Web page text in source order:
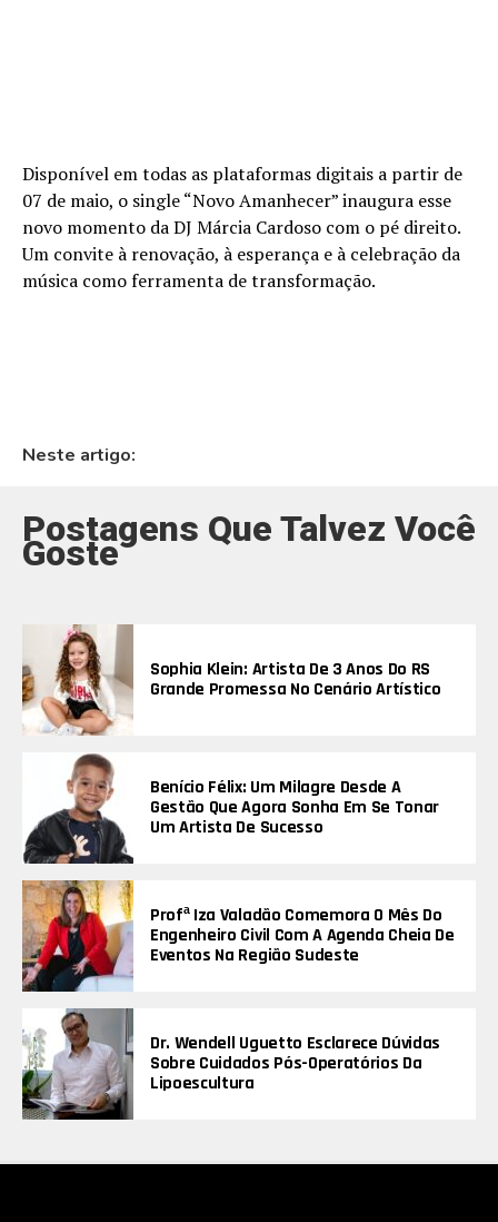
Disponível em todas as plataformas digitais a partir de
07 de maio, o single “Novo Amanhecer” inaugura esse
novo momento da DJ Márcia Cardoso com o pé direito.
Um convite à renovação, à esperança e à celebração da
música como ferramenta de transformação.
Neste artigo:
Postagens Que Talvez Você
Goste
Sophia Klein: Artista De 3 Anos Do RS
Grande Promessa No Cenário Artístico
Benício Félix: Um Milagre Desde A
Gestão Que Agora Sonha Em Se Tonar
Um Artista De Sucesso
Profª Iza Valadão Comemora O Mês Do
Engenheiro Civil Com A Agenda Cheia De
Eventos Na Região Sudeste
Dr. Wendell Uguetto Esclarece Dúvidas
Sobre Cuidados Pós-Operatórios Da
Lipoescultura